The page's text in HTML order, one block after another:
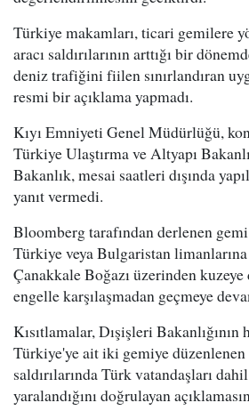
Türkiye makamları, ticari gemilere
aracı saldırılarının arttığı bir
deniz trafiğini fiilen sınırlandıran
resmi bir açıklama yapmadı.
Kıyı Emniyeti Genel Müdürlüğü,
Türkiye Ulaştırma ve Altyapı
Bakanlık, mesai saatleri dışında
yanıt vermedi.
Bloomberg tarafından derlenen
Türkiye veya Bulgaristan
Çanakkale Boğazı üzerinden
engelle karşılaşmadan geçmeye
Kısıtlamalar, Dışişleri Bakanlığının
Türkiye'ye ait iki gemiye düzenlenen
saldırılarında Türk vatandaşları
yaralandığını doğrulayan